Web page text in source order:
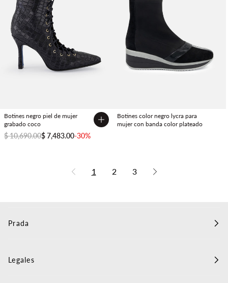
Botines negro piel de mujer
grabado coco
$ 10,690.00$ 7,483.00-30%
Botines color negro lycra para
mujer con banda color plateado
1 2 3
Prada
Legales